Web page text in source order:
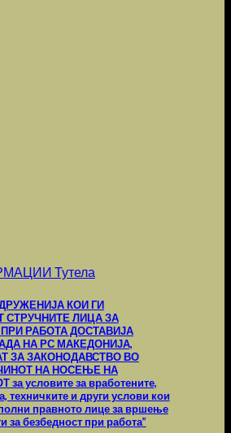
Тутела
КОИ ГИ
СТРУЧНИТЕ ЛИЦА ЗА
РАБОТА ДОСТАВИЈА
НА РС МАКЕДОНИЈА,
ЗА ЗАКОНОДАВСТВО ВО
НА НОСЕЊЕ НА
условите за вработените,
техничките и други услови кои
правното лице за вршење
за безбедност при работа”